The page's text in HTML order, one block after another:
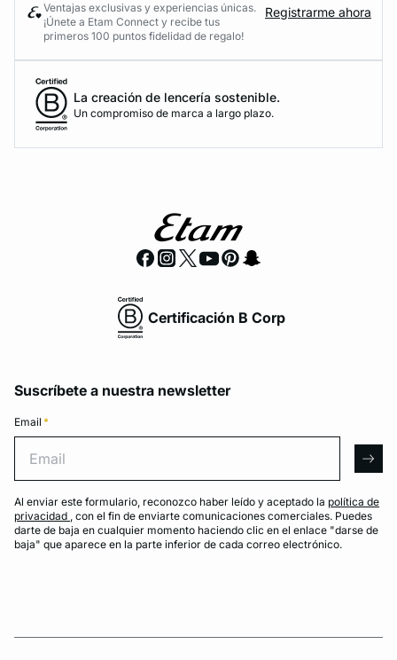
Ventajas exclusivas y experiencias únicas.
¡Únete a Etam Connect y recibe tus
primeros 100 puntos fidelidad de regalo!
Registrarme ahora
La creación de lencería sostenible.
Un compromiso de marca a largo plazo.
Certificación B Corp
Suscríbete a nuestra newsletter
Email *
Al enviar este formulario, reconozco haber leído y aceptado la política de
privacidad , con el fin de enviarte comunicaciones comerciales. Puedes
darte de baja en cualquier momento haciendo clic en el enlace "darse de
baja" que aparece en la parte inferior de cada correo electrónico.